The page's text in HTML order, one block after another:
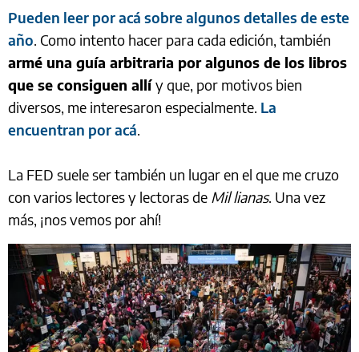
Pueden leer por acá sobre algunos detalles de este
año. Como intento hacer para cada edición, también
armé una guía arbitraria por algunos de los libros
que se consiguen allíy que, por motivos bien
diversos, me interesaron especialmente. La
encuentran por acá.
La FED suele ser también un lugar en el que me cruzo
con varios lectores y lectoras de Mil lianas. Una vez
más, ¡nos vemos por ahí!